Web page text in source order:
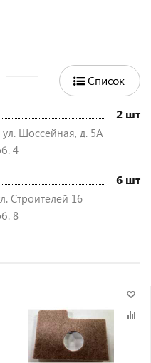
Список
2 шт
Шоссейная, д. 5А
4
6 шт
Строителей 16
8